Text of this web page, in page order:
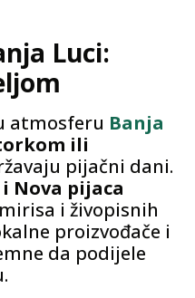
Luci:
atmosferu Banja
ili
pijačni dani.
Nova pijaca
i živopisnih
proizvođače i
da podijele